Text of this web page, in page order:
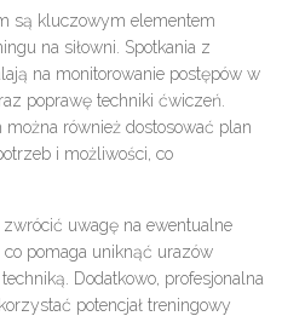
są kluczowym elementem
na siłowni. Spotkania z
na monitorowanie postępów w
poprawę techniki ćwiczeń.
również dostosować plan
i możliwości, co
uwagę na ewentualne
pomaga uniknąć urazów
Dodatkowo, profesjonalna
potencjał treningowy